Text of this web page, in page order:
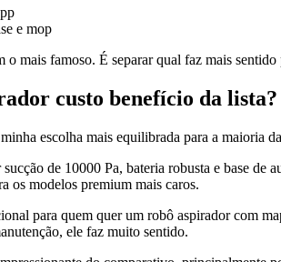
e mop
mais famoso. É separar qual faz mais
custo benefício da lista?
escolha mais equilibrada para a
de 10000 Pa, bateria robusta e base
os modelos premium mais caros.
para quem quer um robô aspirador com
ele faz muito sentido.